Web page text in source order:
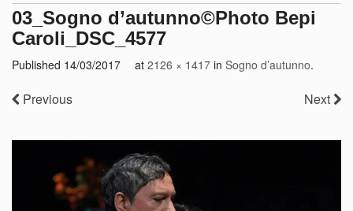
03_Sogno d’autunno©Photo Bepi
Caroli_DSC_4577
Published 14/03/2017 at 2126 × 1417 in Sogno d’autunno.
Previous Next